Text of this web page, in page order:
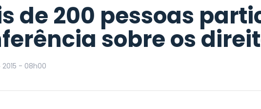
de 200 pessoas
sobre os
2015 - 08h00